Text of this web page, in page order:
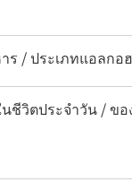
ร / ประเภทแอลกอ
ชีวิตประจำวัน / ข